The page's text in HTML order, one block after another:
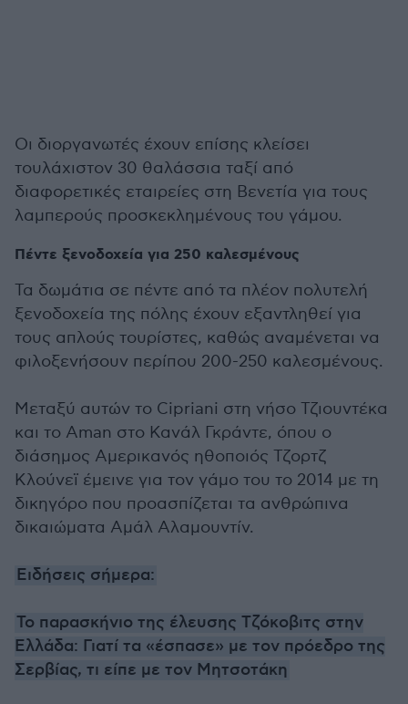
Οι διοργανωτές έχουν επίσης κλείσει
τουλάχιστον 30 θαλάσσια ταξί από
διαφορετικές εταιρείες στη Βενετία για τους
λαμπερούς προσκεκλημένους του γάμου.
Πέντε ξενοδοχεία για 250 καλεσμένους
Τα δωμάτια σε πέντε από τα πλέον πολυτελή
ξενοδοχεία της πόλης έχουν εξαντληθεί για
τους απλούς τουρίστες, καθώς αναμένεται να
φιλοξενήσουν περίπου 200-250 καλεσμένους.
Μεταξύ αυτών το Cipriani στη νήσο Τζιουντέκα
και το Aman στο Κανάλ Γκράντε, όπου ο
διάσημος Αμερικανός ηθοποιός Τζορτζ
Κλούνεϊ έμεινε για τον γάμο του το 2014 με τη
δικηγόρο που προασπίζεται τα ανθρώπινα
δικαιώματα Αμάλ Αλαμουντίν.
Ειδήσεις σήμερα:
Το παρασκήνιο της έλευσης Τζόκοβιτς στην
Ελλάδα: Γιατί τα «έσπασε» με τον πρόεδρο της
Σερβίας, τι είπε με τον Μητσοτάκη